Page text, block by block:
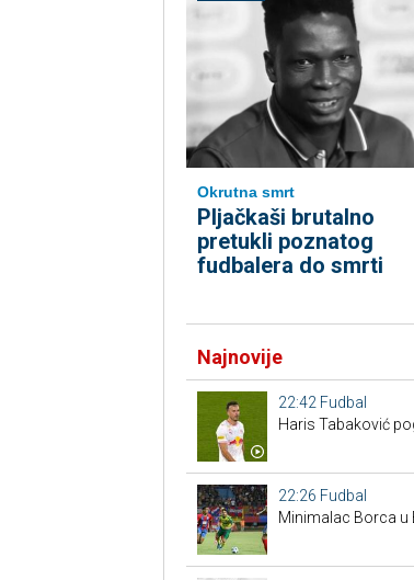
Okrutna smrt
Pljačkaši brutalno
pretukli poznatog
fudbalera do smrti
Najnovije
22:42 Fudbal
Haris Tabaković
22:26 Fudbal
Minimalac Borca u